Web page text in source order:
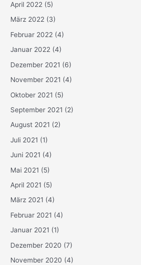
April 2022 (5)
März 2022 (3)
Februar 2022 (4)
Januar 2022 (4)
Dezember 2021 (6)
November 2021 (4)
Oktober 2021 (5)
September 2021 (2)
August 2021 (2)
Juli 2021 (1)
Juni 2021 (4)
Mai 2021 (5)
April 2021 (5)
März 2021 (4)
Februar 2021 (4)
Januar 2021 (1)
Dezember 2020 (7)
November 2020 (4)